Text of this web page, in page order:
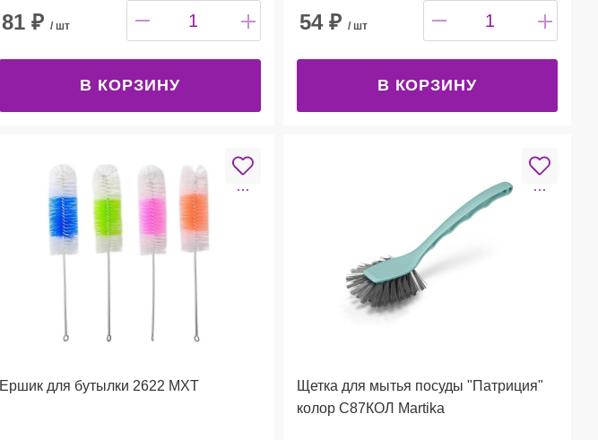
81 ₽ / шт
В КОРЗИНУ
54₽ / шт
В КОРЗИНУ
Ершик для бутылки 2622 МХТ
Щетка для мытья посуды "Патриция"
колор С87КОЛ Martika